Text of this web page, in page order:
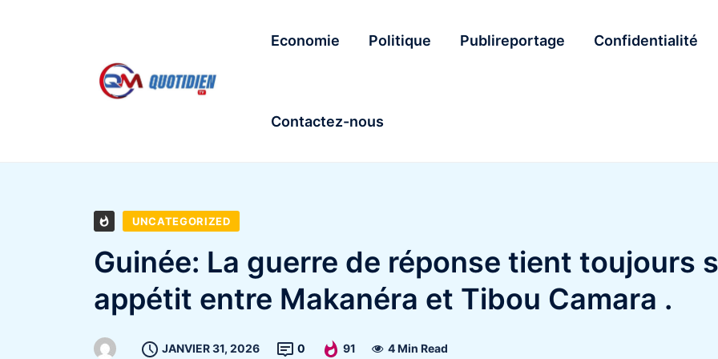
Economie Politique Publireportage Confidentialité
Contactez-nous
UNCATEGORIZED
Guinée: La guerre de réponse tient toujours
appétit entre Makanéra et Tibou Camara .
JANVIER 31, 2026 0 91 4 Min Read